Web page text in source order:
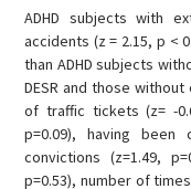
ADHD subjects with
accidents (z = 2.15, p <
than ADHD subjects
DESR and those
of traffic tickets (z= -
p=0.09), having been
convictions (z=1.49,
p=0.53), number of